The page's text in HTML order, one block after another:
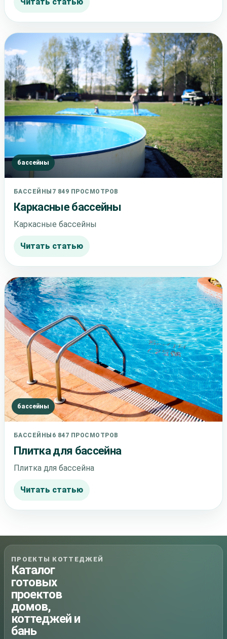
бассейны
БАССЕЙНЫ 7 849 ПРОСМОТРОВ
Каркасные бассейны
Каркасные бассейны
Читать статью
бассейны
БАССЕЙНЫ 6 847 ПРОСМОТРОВ
Плитка для бассейна
Плитка для бассейна
Читать статью
ПРОЕКТЫ КОТТЕДЖЕЙ
Каталог
готовых
проектов
домов,
коттеджей и
бань